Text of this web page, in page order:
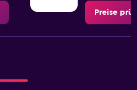
Preise